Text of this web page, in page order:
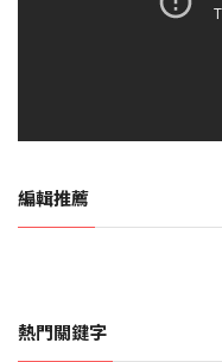
編輯推薦
熱門關鍵字